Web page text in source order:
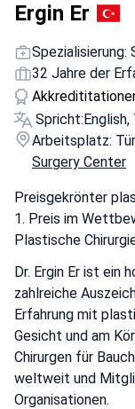
Ergin Er
Spezialisierung:
32 Jahre der
Spricht:English,
Arbeitsplatz:
Surgery Center
Preisgekrönter
1. Preis im
Plastische
Dr. Ergin Er ist ein
zahlreiche
Erfahrung mit
Gesicht und am
Chirurgen für
weltweit und
Organisationen.